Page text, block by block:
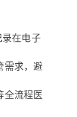
录在电子
需求，避
全流程医